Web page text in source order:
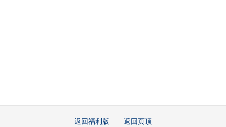
返回福利版 返回页顶